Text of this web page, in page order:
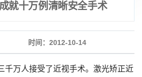
就十万例清晰安全手术
时间：2012-10-14
千万人接受了近视手术。激光矫正近